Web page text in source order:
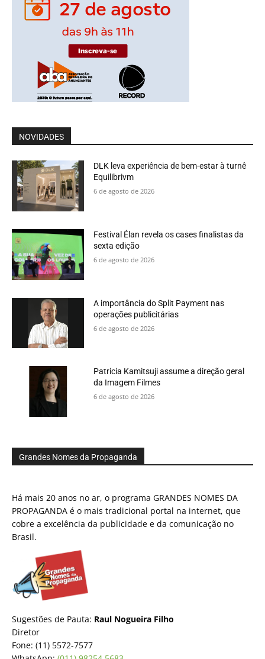
NOVIDADES
DLK leva experiência de bem-estar à turnê
Equilibrivm
6 de agosto de 2026
Festival Élan revela os cases finalistas da
sexta edição
6 de agosto de 2026
A importância do Split Payment nas
operações publicitárias
6 de agosto de 2026
Patricia Kamitsuji assume a direção geral
da Imagem Filmes
6 de agosto de 2026
Grandes Nomes da Propaganda
Há mais 20 anos no ar, o programa GRANDES NOMES DA
PROPAGANDA é o mais tradicional portal na internet, que
cobre a excelência da publicidade e da comunicação no
Brasil.
Sugestões de Pauta: Raul Nogueira Filho
Diretor
Fone: (11) 5572-7577